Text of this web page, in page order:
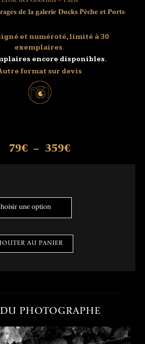
de la galerie Docks Pêche et Ports
et numéroté, limité à 30
exemplaires.
encore disponibles.
format sur devis
79€ – 359€
AU PANIER
PHOTOGRAPHE